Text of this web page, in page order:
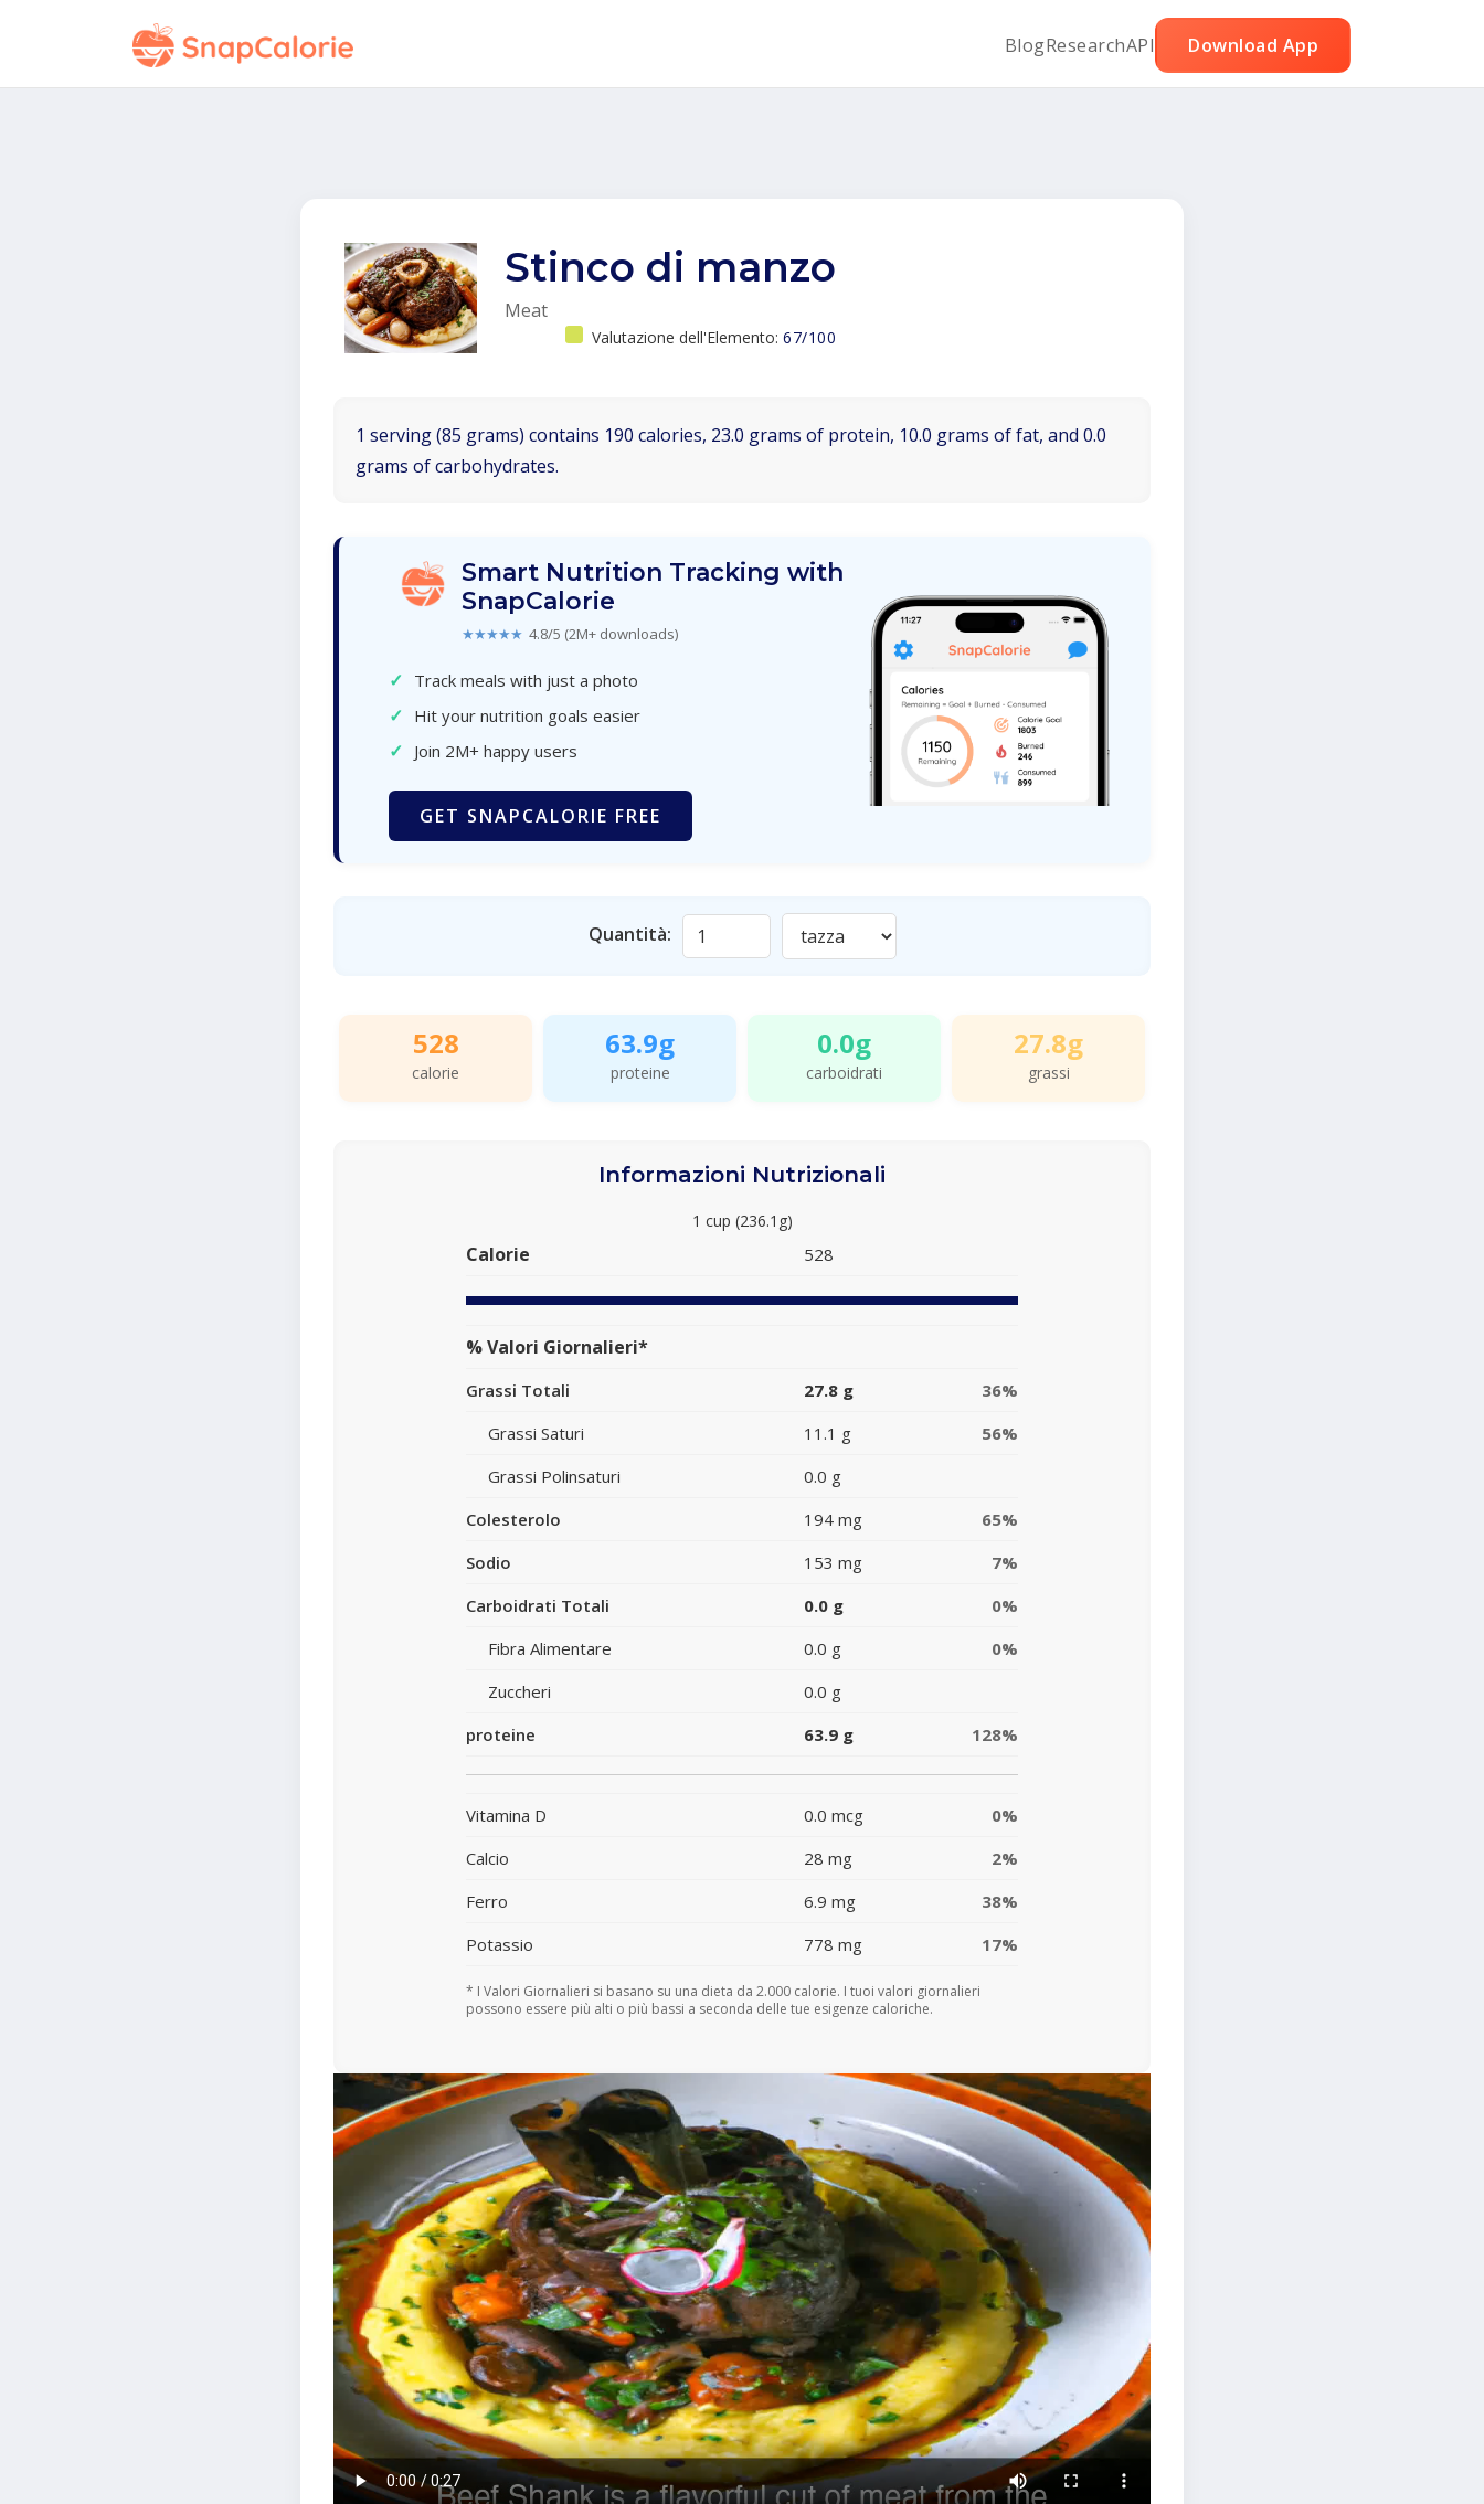
BlogResearchAPI Download App
Stinco di manzo
Meat
Valutazione dell'Elemento: 67/100
1 serving (85 grams) contains 190 calories, 23.0 grams of protein, 10.0 grams of fat, and 0.0
grams of carbohydrates.
Smart Nutrition Tracking with
SnapCalorie
★★★★★ 4.8/5 (2M+ downloads)
✓ Track meals with just a photo
✓ Hit your nutrition goals easier
✓ Join 2M+ happy users
GET SNAPCALORIE FREE
Quantità:
528
calorie
63.9g
proteine
0.0g
carboidrati
27.8g
grassi
Informazioni Nutrizionali
1 cup (236.1g)
Calorie 528
% Valori Giornalieri*
Grassi Totali 27.8 g
36%
Grassi Saturi
11.1 g
56%
Grassi Polinsaturi
0.0 g
Colesterolo
194 mg
65%
Sodio
153 mg
7%
Carboidrati Totali
0.0 g
0%
Fibra Alimentare
0.0 g
0%
Zuccheri
0.0 g
proteine
63.9 g 128%
Vitamina D 0.0 mcg
0%
Calcio
28 mg
2%
Ferro
6.9 mg
38%
Potassio
778 mg 17%
* I Valori Giornalieri si basano su una dieta da 2.000 calorie. I tuoi valori giornalieri
possono essere più alti o più bassi a seconda delle tue esigenze caloriche.